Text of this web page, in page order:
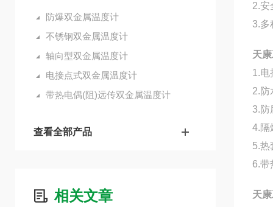
防爆双金属温度计
不锈钢双金属温度计
轴向型双金属温度计
电接点式双金属温度计
带热电偶(阻)远传双金属温度计
查看全部产品
相关文章
2.安
3.多
天
1.电
2.防
3.防
4.隔
5.热
6.带
天